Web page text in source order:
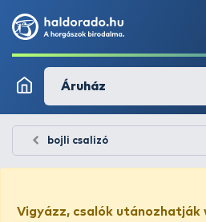
Áruház
bojli csalizó
Vigyázz, csalók utánozhatják